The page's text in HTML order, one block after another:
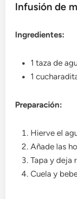
Infusión de
Ingredientes:
1 taza de
1
Preparación:
Hierve el
Añade las
Tapa y deja
Cuela y